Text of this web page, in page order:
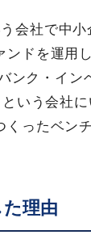
会社で中小
ドを運用
ンク・イン
いう会社に
ったベン
理由